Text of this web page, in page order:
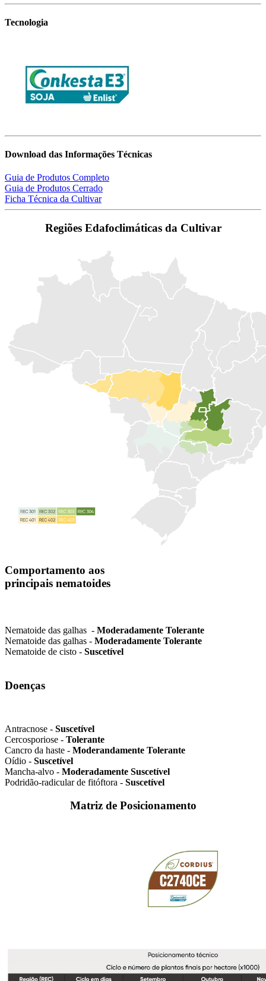
Tecnologia
Download das Informações Técnicas
Guia de Produtos Completo
Guia de Produtos Cerrado
Ficha Técnica da Cultivar
Regiões Edafoclimáticas da Cultivar
Comportamento aos
principais nematoides
Nematoide das galhas - Moderadamente Tolerante
Nematoide das galhas - Moderadamente Tolerante
Nematoide de cisto - Suscetível
Doenças
Antracnose - Suscetível
Cercosporiose - Tolerante
Cancro da haste - Moderandamente Tolerante
Oídio - Suscetível
Mancha-alvo - Moderadamente Suscetível
Podridão-radicular de fitóftora - Suscetível
Matriz de Posicionamento